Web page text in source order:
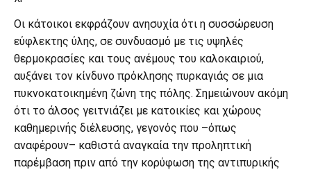
Οι κάτοικοι εκφράζουν ανησυχία ότι η συσσώρευση
εύφλεκτης ύλης, σε συνδυασμό με τις υψηλές
θερμοκρασίες και τους ανέμους του καλοκαιριού,
αυξάνει τον κίνδυνο πρόκλησης πυρκαγιάς σε μια
πυκνοκατοικημένη ζώνη της πόλης. Σημειώνουν ακόμη
ότι το άλσος γειτνιάζει με κατοικίες και χώρους
καθημερινής διέλευσης, γεγονός που –όπως
αναφέρουν– καθιστά αναγκαία την προληπτική
παρέμβαση πριν από την κορύφωση της αντιπυρικής